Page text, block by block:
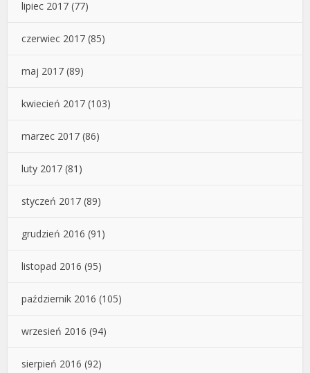
lipiec 2017 (77)
czerwiec 2017 (85)
maj 2017 (89)
kwiecień 2017 (103)
marzec 2017 (86)
luty 2017 (81)
styczeń 2017 (89)
grudzień 2016 (91)
listopad 2016 (95)
październik 2016 (105)
wrzesień 2016 (94)
sierpień 2016 (92)